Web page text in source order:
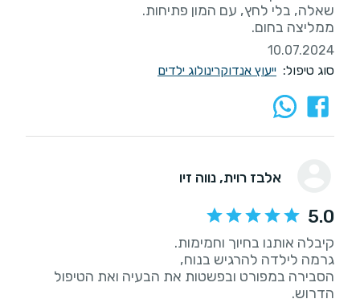
ממליצה בחום.
10.07.2024
סוג טיפול: ייעוץ אנדוקרינולוג ילדים
אלבז רוית, נווה זיו
5.0
הסבירה במפורט ובפשטות את הבעיה ואת הטיפול